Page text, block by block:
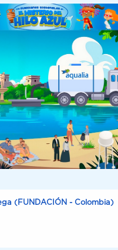
(FUNDACIÓN - Colombia)